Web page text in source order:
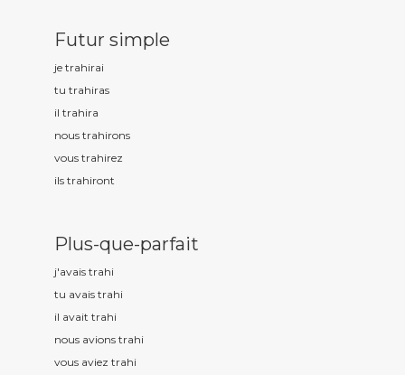
Futur simple
je trahirai
tu trahiras
il trahira
nous trahirons
vous trahirez
ils trahiront
Plus-que-parfait
j'avais trahi
tu avais trahi
il avait trahi
nous avions trahi
vous aviez trahi